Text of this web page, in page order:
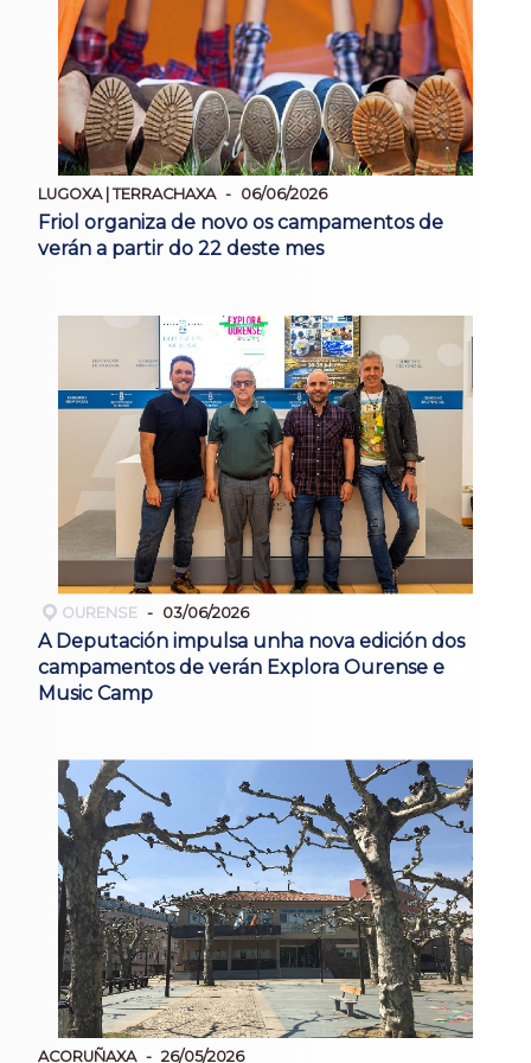
LUGOXA | TERRACHAXA 06/06/2026
Friol organiza de novo os campamentos de
verán a partir do 22 deste mes
OURENSE 03/06/2026
A Deputación impulsa unha nova edición dos
campamentos de verán Explora Ourense e
Music Camp
ACORUÑAXA 26/05/2026